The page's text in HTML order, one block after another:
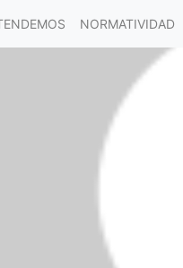
NORMATIVIDAD